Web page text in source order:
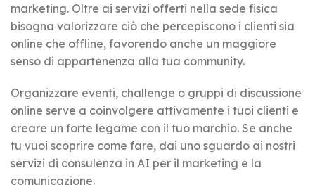
marketing. Oltre ai servizi offerti nella sede fisica
bisogna valorizzare ciò che percepiscono i clienti sia
online che offline, favorendo anche un maggiore
senso di appartenenza alla tua community.
Organizzare eventi, challenge o gruppi di discussione
online serve a coinvolgere attivamente i tuoi clienti e
creare un forte legame con il tuo marchio. Se anche
tu vuoi scoprire come fare, dai uno sguardo ai nostri
servizi di consulenza in AI per il marketing e la
comunicazione.